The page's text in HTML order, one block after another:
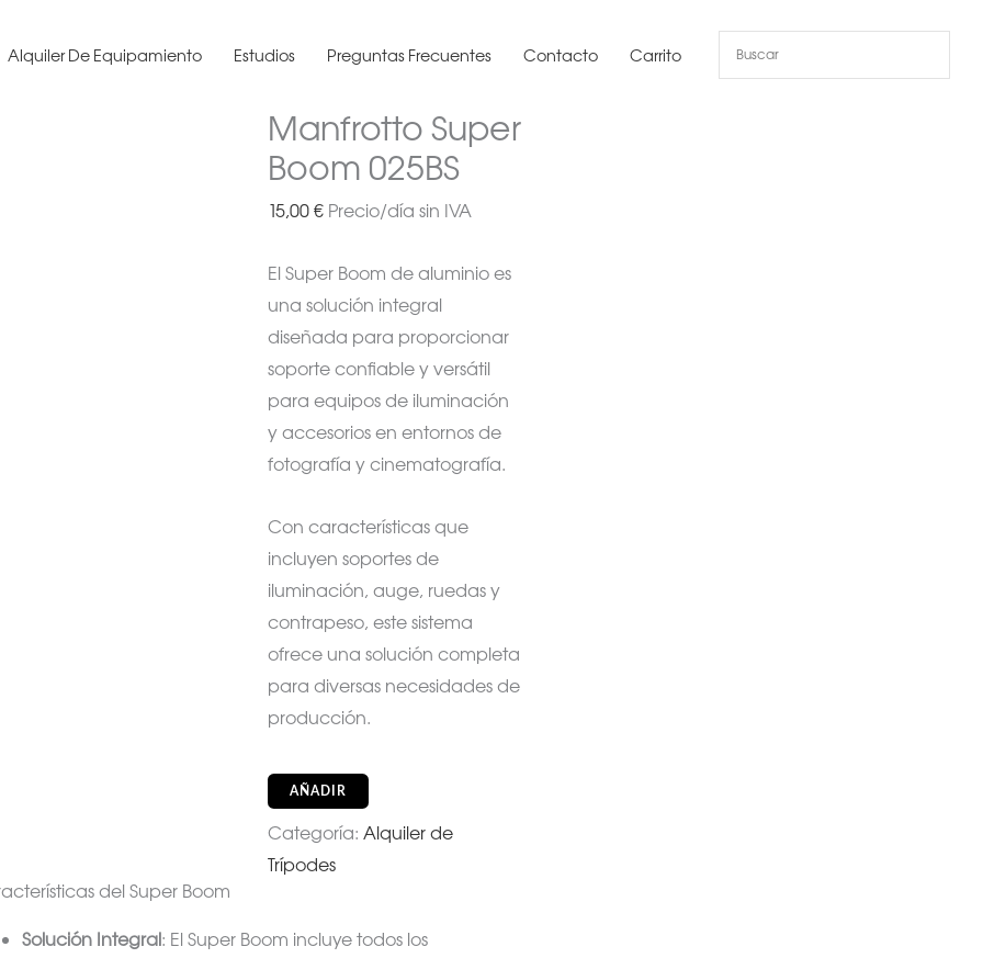
Alquiler De Equipamiento Estudios Preguntas Frecuentes Contacto Carrito
Manfrotto Super
Boom 025BS
15,00€ Precio/día sin IVA
El Super Boom de aluminio es
una solución integral
diseñada para proporcionar
soporte confiable y versátil
para equipos de iluminación
y accesorios en entornos de
fotografía y cinematografía.
Con características que
incluyen soportes de
iluminación, auge, ruedas y
contrapeso, este sistema
ofrece una solución completa
para diversas necesidades de
producción.
AÑADIR
Categoría:Alquiler de
Trípodes
del Super Boom
Solución Integral: El Super Boom incluye todos los